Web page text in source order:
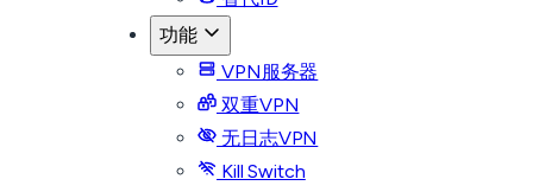
功能
VPN服务器
双重VPN
无日志VPN
Kill Switch